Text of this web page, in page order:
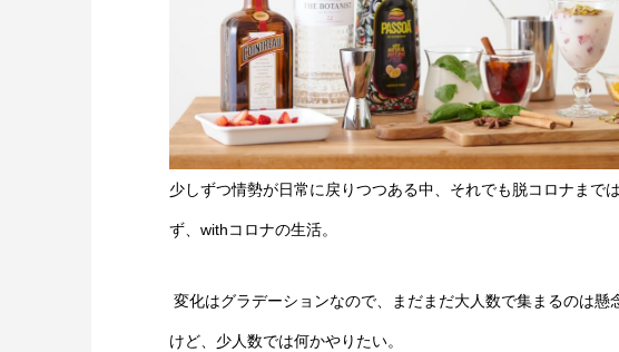
少しずつ情勢が日常に戻りつつある中、それでも脱コロナまで
ず、withコロナの生活。
変化はグラデーションなので、まだまだ大人数で集まるのは懸
けど、少人数では何かやりたい。